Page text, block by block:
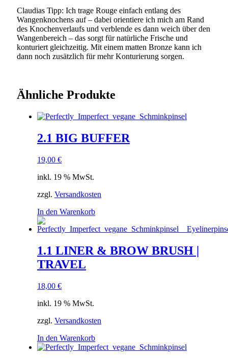
Claudias Tipp: Ich trage Rouge einfach entlang des
Wangenknochens auf – dabei orientiere ich mich am Rand
des Knochenverlaufs und verblende es dann weich über den
Wangenbereich – das sorgt für natürliche Frische und
konturiert gleichzeitig. Mit einem matten Bronze kann ich
dann noch zusätzlich für mehr Konturierung sorgen.
Ähnliche Produkte
2.1 BIG BUFFER
19,00 €
inkl. 19 % MwSt.
zzgl. Versandkosten
In den Warenkorb
1.1 LINER & BROW BRUSH |
TRAVEL
18,00 €
inkl. 19 % MwSt.
zzgl. Versandkosten
In den Warenkorb